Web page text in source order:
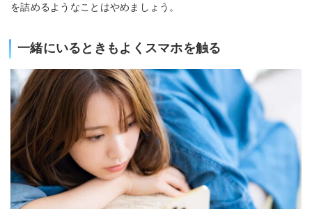
を詰めるようなことはやめましょう。
一緒にいるときもよくスマホを触る